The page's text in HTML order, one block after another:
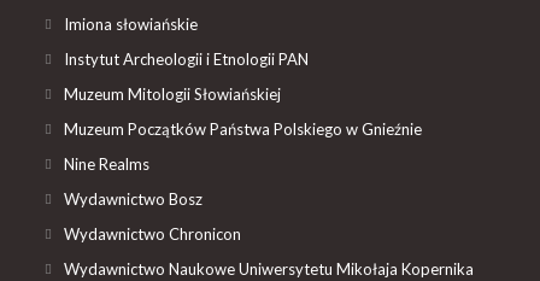
Imiona słowiańskie
Instytut Archeologii i Etnologii PAN
Muzeum Mitologii Słowiańskiej
Muzeum Początków Państwa Polskiego w Gnieźnie
Nine Realms
Wydawnictwo Bosz
Wydawnictwo Chronicon
Wydawnictwo Naukowe Uniwersytetu Mikołaja Kopernika